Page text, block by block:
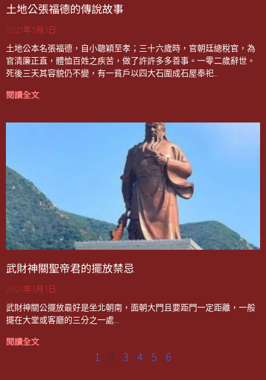
土地公張福德的傳說故事
2021年3月3日
土地公本名張福德，自小聰穎至孝；三十六歲時，官朝廷總稅官，為
官清廉正直，體恤百姓之疾苦，做了許許多多善事。一零二歲辭世。
死後三天其容貌仍不變，有一貧戶以四大石圍成石屋奉祀…
閱讀全文
武財神關聖帝君的擺放禁忌
2021年3月3日
武財神關公擺放最好是坐北朝南，面朝大門且要距門一定距離，一般
擺在大堂或客廳的三分之一處…
閱讀全文
1 2 3 4 5 6